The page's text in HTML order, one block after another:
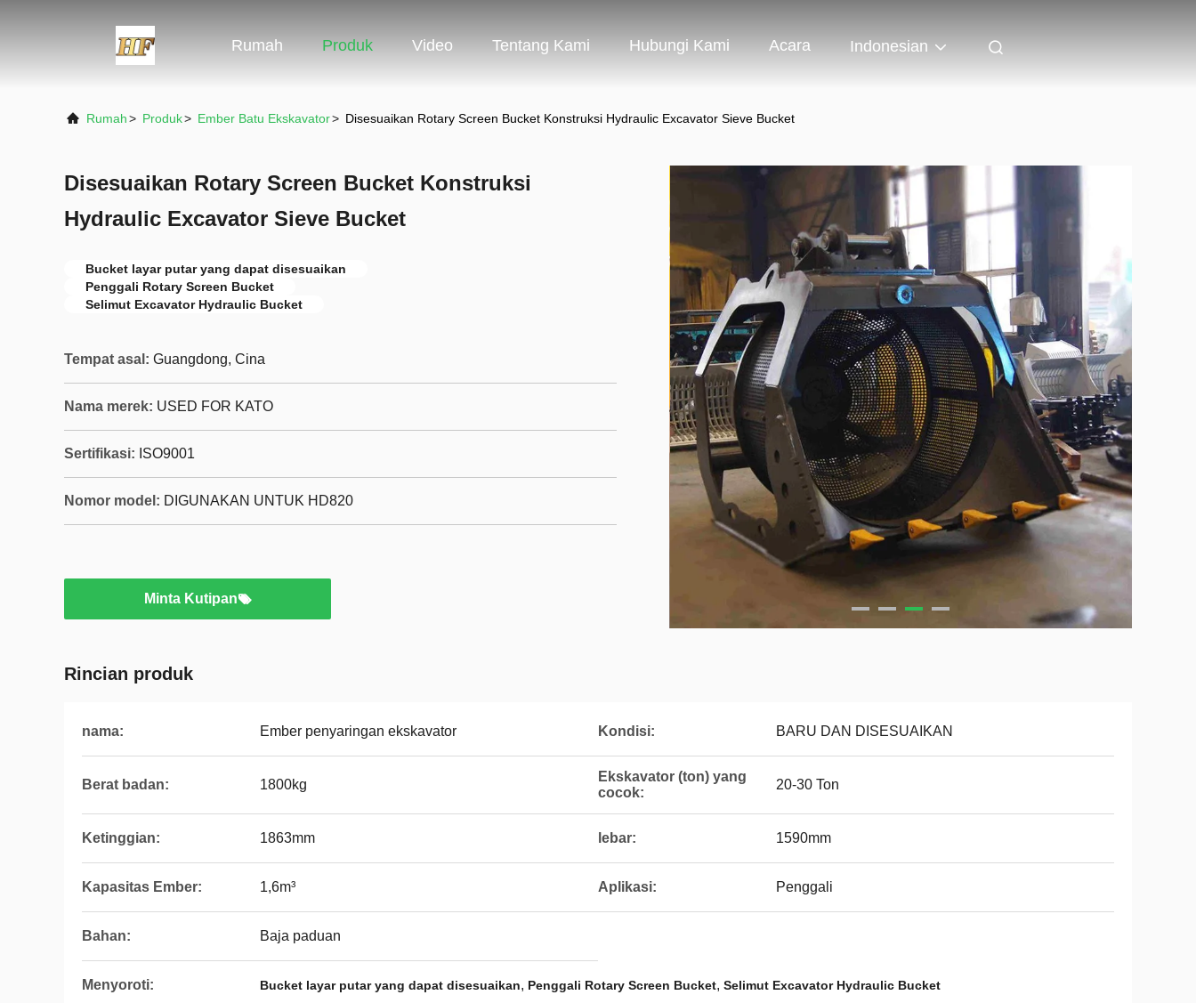
Rumah Produk Video Tentang Kami Hubungi Kami Acara Indonesian
Rumah> Produk> Ember Batu Ekskavator> Disesuaikan Rotary Screen Bucket Konstruksi Hydraulic Excavator Sieve Bucket
Disesuaikan Rotary Screen Bucket Konstruksi
Hydraulic Excavator Sieve Bucket
Bucket layar putar yang dapat disesuaikan
Penggali Rotary Screen Bucket
Selimut Excavator Hydraulic Bucket
Tempat asal: Guangdong, Cina
Nama merek: USED FOR KATO
Sertifikasi: ISO9001
Nomor model: DIGUNAKAN UNTUK HD820
Minta Kutipan
Rincian produk
nama: Ember penyaringan ekskavator Kondisi: BARU DAN DISESUAIKAN
Berat badan: 1800kg
Ekskavator (ton) yang
cocok:
20-30 Ton
Ketinggian: 1863mm lebar: 1590mm
Kapasitas Ember: 1,6m³ Aplikasi: Penggali
Bahan: Baja paduan
Menyoroti: Bucket layar putar yang dapat disesuaikan, Penggali Rotary Screen Bucket, Selimut Excavator Hydraulic Bucket